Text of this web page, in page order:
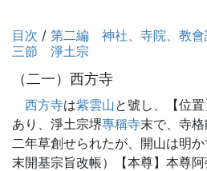
目次 / 第二編 神社、寺院、教會
三節 淨土宗
（二一）西方寺
西方寺は紫雲山と號し、【位
あり、淨土宗堺專稱寺末で、寺
二年草創せられたが、開山は明
末開基宗旨改帳）【本尊】本尊